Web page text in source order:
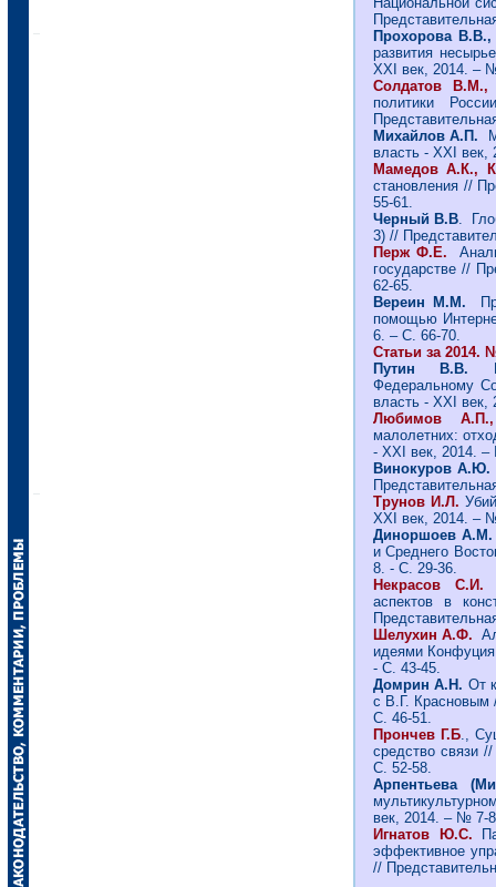
Прохорова
развития
ХХI век, 2014. –
Солдатов
политики
Михайлов А.П.
власть - ХХI
Мамедов А.К.,
становления //
55-61.
Черный В.В.
3) //
Перж Ф.Е.
государстве //
62-65.
Вереин М.М.
помощью
6. – С. 66-70.
Статьи за 2014.
Путин В.В.
Федеральному
власть - ХХI
Любимов
малолетних:
- ХХI век, 2014.
Винокуров А.Ю.
Трунов И.Л.
ХХI век, 2014. –
Диноршоев
и Среднего
8. - С. 29-36.
Некрасов С.И.
аспектов в
Шелухин А.Ф.
идеями
- С. 43-45.
Домрин А.Н. От
с В.Г. Красновым
С. 46-51.
Прончев Г.Б.,
средство связи
С. 52-58.
Арпентьева
век, 2014. – № 7-
Игнатов Ю.С.
эффективное
//